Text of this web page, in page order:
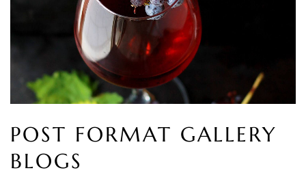
POST FORMAT GALLERY
BLOGS